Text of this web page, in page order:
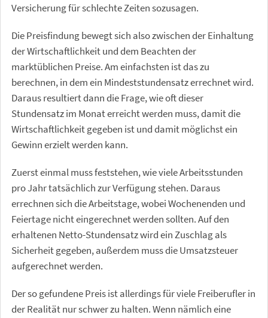
Versicherung für schlechte Zeiten sozusagen.
Die Preisfindung bewegt sich also zwischen der Einhaltung
der Wirtschaftlichkeit und dem Beachten der
marktüblichen Preise.Am einfachsten ist das zu
berechnen, in dem ein Mindeststundensatz errechnet wird.
Daraus resultiert dann die Frage, wie oft dieser
Stundensatz im Monat erreicht werden muss, damit die
Wirtschaftlichkeit gegeben ist und damit möglichst ein
Gewinn erzielt werden kann.
Zuerst einmal muss feststehen, wie viele Arbeitsstunden
pro Jahr tatsächlich zur Verfügung stehen. Daraus
errechnen sich die Arbeitstage, wobei Wochenenden und
Feiertage nicht eingerechnet werden sollten. Auf den
erhaltenen Netto-Stundensatz wird ein Zuschlag als
Sicherheit gegeben, außerdem muss die Umsatzsteuer
aufgerechnet werden.
Der so gefundene Preis ist allerdings für viele Freiberufler in
der Realität nur schwer zu halten. Wenn nämlich eine